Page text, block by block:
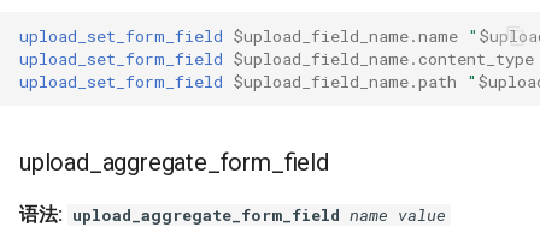
redis-connector
redis-ratelimit
redis-util
redis
upload_set_form_field $upload_field_name.name "
upload_set_form_field $upload_field_name.content_type
upload_set_form_field $upload_field_name.path "
upload_aggregate_form_field
语法: upload_aggregate_form_field name value